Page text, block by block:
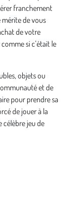
franchement
mérite de vous
de votre
si c’était le
objets ou
et de
pour prendre sa
de jouer à la
célèbre jeu de